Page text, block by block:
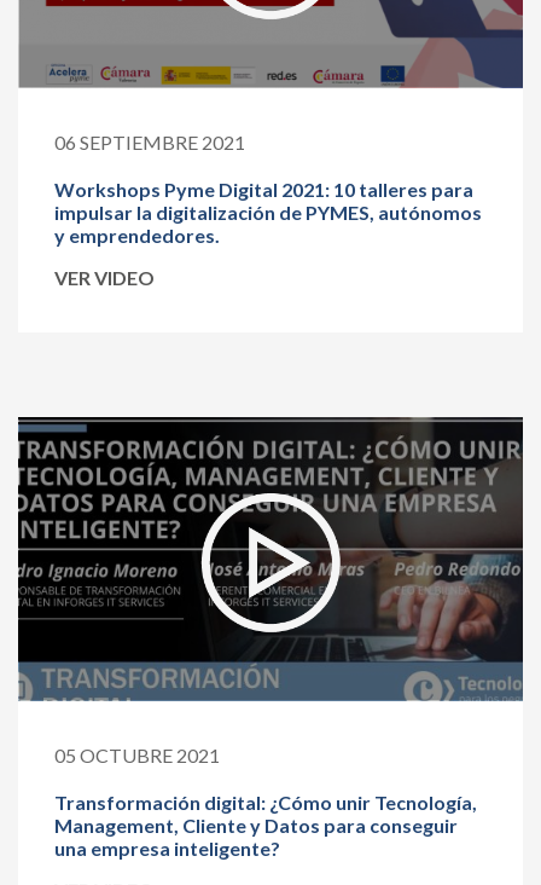
06 SEPTIEMBRE 2021
Workshops Pyme Digital 2021: 10 talleres para
impulsar la digitalización de PYMES, autónomos
y emprendedores.
VER VIDEO
05 OCTUBRE 2021
Transformación digital: ¿Cómo unir Tecnología,
Management, Cliente y Datos para conseguir
una empresa inteligente?